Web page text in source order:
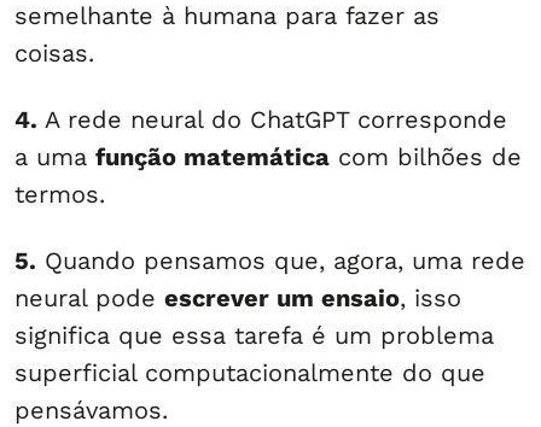
semelhante à humana para fazer as
coisas.
4. A rede neural do ChatGPT corresponde
a uma função matemática com bilhões de
termos.
5. Quando pensamos que, agora, uma rede
neural pode escrever um ensaio, isso
significa que essa tarefa é um problema
superficial computacionalmente do que
pensávamos.